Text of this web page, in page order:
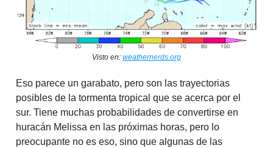
​​Visto en: weathernerds.org
Eso parece un garabato, pero son las trayectorias
posibles de la tormenta tropical que se acerca por el
sur. Tiene muchas probabilidades de convertirse en
huracán Melissa en las próximas horas, pero lo
preocupante no es eso, sino que algunas de las